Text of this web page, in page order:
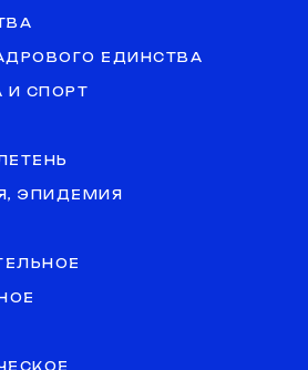
ЕДИНСТВА
И СПОРТ
ЭПИДЕМИЯ